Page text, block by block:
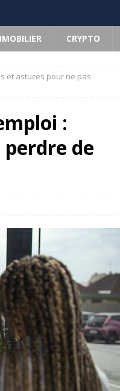
CRYPTO
et astuces pour ne pas
:
de